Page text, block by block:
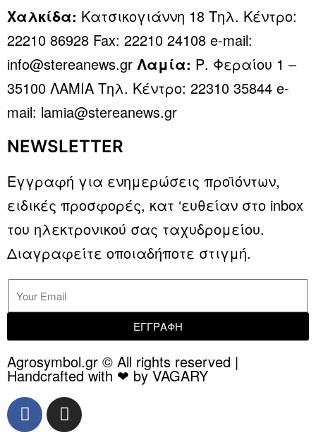
Χαλκίδα: Κατσικογιάννη 18 Τηλ. Κέντρο:
22210 86928 Fax: 22210 24108 e-mail:
info@stereanews.gr Λαμία: Ρ. Φεραίου 1 –
35100 ΛΑΜΙΑ Τηλ. Κέντρο: 22310 35844 e-
mail: lamia@stereanews.gr
NEWSLETTER
Εγγραφή για ενημερώσεις προϊόντων,
ειδικές προσφορές, κατ ‘ευθείαν στο inbox
του ηλεκτρονικού σας ταχυδρομείου.
Διαγραφείτε οποιαδήποτε στιγμή.
ΕΓΓΡΑΦΗ
Agrosymbol.gr © All rights reserved |
Handcrafted with ❤ by VAGARY